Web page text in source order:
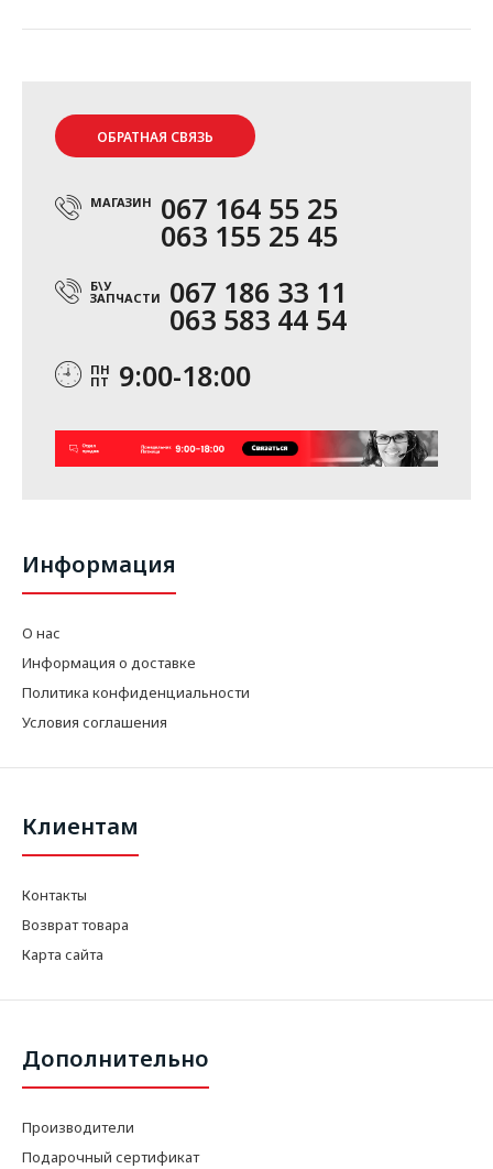
ОБРАТНАЯ СВЯЗЬ
МАГАЗИН 067 164 55 25
063 155 25 45
Б\У
ЗАПЧАСТИ 067 186 33 11
063 583 44 54
ПН
ПТ 9:00-18:00
Информация
О нас
Информация о доставке
Политика конфиденциальности
Условия соглашения
Клиентам
Контакты
Возврат товара
Карта сайта
Дополнительно
Производители
Подарочный сертификат